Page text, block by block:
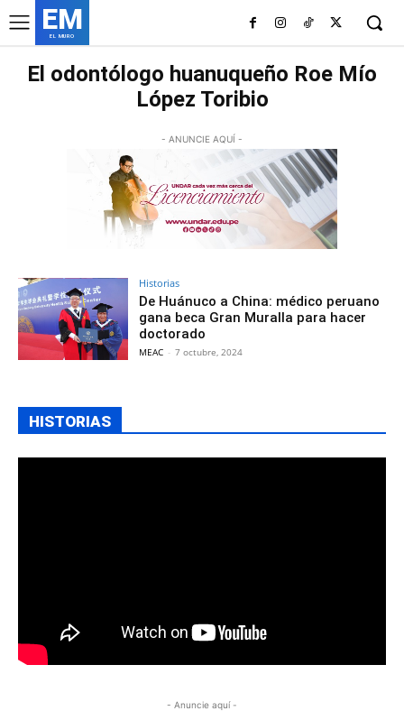
EM
EL MURO
El odontólogo huanuqueño Roe Mío
López Toribio
- ANUNCIE AQUÍ -
Historias
De Huánuco a China: médico peruano
gana beca Gran Muralla para hacer
doctorado
MEAC - 7 octubre, 2024
HISTORIAS
- Anuncie aquí -